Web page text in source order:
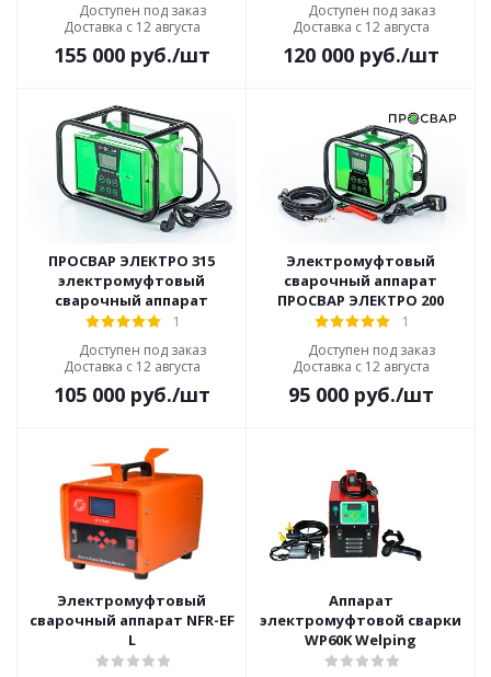
Доступен под заказ
Доставка с 12 августа
155 000руб./шт
Доступен под заказ
Доставка с 12 августа
120 000руб./шт
ПРОСВАР ЭЛЕКТРО 315
электромуфтовый
сварочный аппарат
1
Доступен под заказ
Доставка с 12 августа
105 000руб./шт
Электромуфтовый
сварочный аппарат
ПРОСВАР ЭЛЕКТРО 200
1
Доступен под заказ
Доставка с 12 августа
95 000руб./шт
Электромуфтовый
сварочный аппарат NFR-EF
L
Аппарат
электромуфтовой сварки
WP60K Welping